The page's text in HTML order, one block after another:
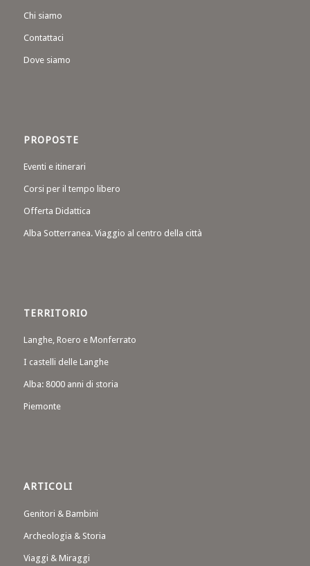
Chi siamo
Contattaci
Dove siamo
PROPOSTE
Eventi e itinerari
Corsi per il tempo libero
Offerta Didattica
Alba Sotterranea. Viaggio al centro della città
TERRITORIO
Langhe, Roero e Monferrato
I castelli delle Langhe
Alba: 8000 anni di storia
Piemonte
ARTICOLI
Genitori & Bambini
Archeologia & Storia
Viaggi & Miraggi